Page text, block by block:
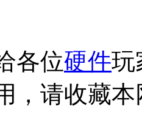
各位硬件玩
，请收藏本